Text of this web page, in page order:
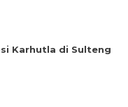
Karhutla di Sulteng